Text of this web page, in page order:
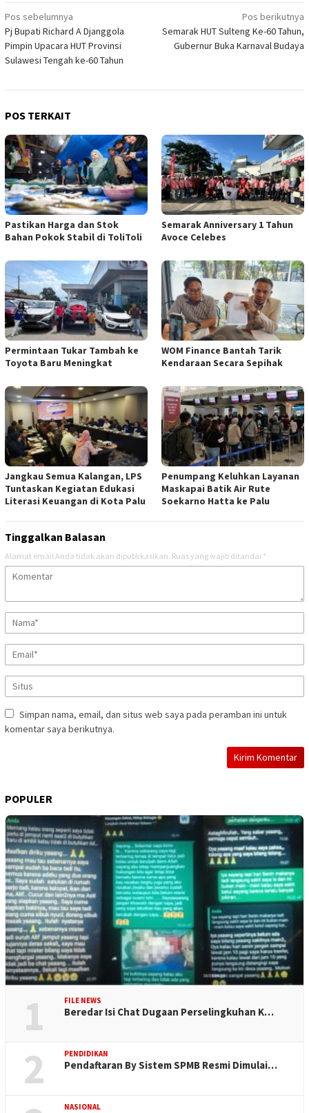
Navigasi
pos
Pos sebelumnya
Pj Bupati Richard A Djanggola
Pimpin Upacara HUT Provinsi
Sulawesi Tengah ke-60 Tahun
Pos berikutnya
Semarak HUT Sulteng Ke-60 Tahun,
Gubernur Buka Karnaval Budaya
POS TERKAIT
Pastikan Harga dan Stok
Bahan Pokok Stabil di ToliToli
Semarak Anniversary 1 Tahun
Avoce Celebes
Permintaan Tukar Tambah ke
Toyota Baru Meningkat
WOM Finance Bantah Tarik
Kendaraan Secara Sepihak
Jangkau Semua Kalangan, LPS
Tuntaskan Kegiatan Edukasi
Literasi Keuangan di Kota Palu
Penumpang Keluhkan Layanan
Maskapai Batik Air Rute
Soekarno Hatta ke Palu
Tinggalkan Balasan
Alamat email Anda tidak akan dipublikasikan. Ruas yang wajib ditandai *
Simpan nama, email, dan situs web saya pada peramban ini untuk
komentar saya berikutnya.
POPULER
1 FILE NEWS
Beredar Isi Chat Dugaan Perselingkuhan K…
2 PENDIDIKAN
Pendaftaran By Sistem SPMB Resmi Dimulai…
NASIONAL